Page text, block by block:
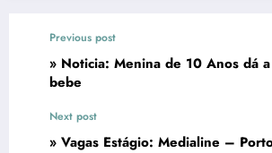
Previous post
» Noticia: Menina de 10 Anos dá
bebe
Next post
» Vagas Estágio: Medialine –